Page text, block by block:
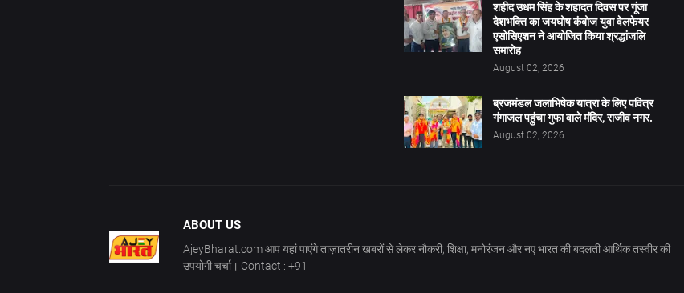
शहीद उधम सिंह के शहादत दिवस पर गूंजा
देशभक्ति का जयघोष कंबोज युवा वेलफेयर
एसोसिएशन ने आयोजित किया श्रद्धांजलि
समारोह
August 02, 2026
ब्रजमंडल जलाभिषेक यात्रा के लिए पवित्र
गंगाजल पहुंचा गुफा वाले मंदिर, राजीव नगर.
August 02, 2026
ABOUT US
AjeyBharat.com आप यहां पाएंगे ताज़ातरीन खबरों से लेकर नौकरी, शिक्षा, मनोरंजन और नए भारत की बदलती आर्थिक तस्वीर की
उपयोगी चर्चा। Contact : +91